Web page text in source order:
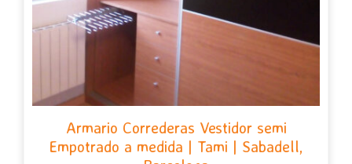
Armario Correderas Vestidor semi
Empotrado a medida | Tami | Sabadell,